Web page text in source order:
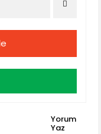
Yorum
Yaz